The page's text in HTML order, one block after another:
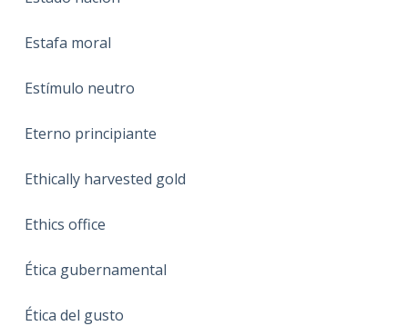
Estafa moral
Estímulo neutro
Eterno principiante
Ethically harvested gold
Ethics office
Ética gubernamental
Ética del gusto